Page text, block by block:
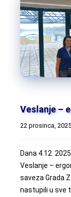
Veslanje –
22 prosinca, 2025
Dana 4.12.
Veslanje –
saveza Grada
nastupili u sve